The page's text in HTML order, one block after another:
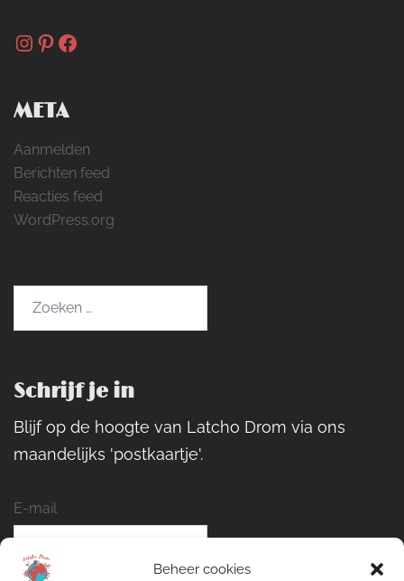
Beheer cookies
Instagram
Pinterest
Facebook
META
Aanmelden
Berichten feed
Reacties feed
WordPress.org
Schrijf je in
Blijf op de hoogte van Latcho Drom via ons
maandelijks 'postkaartje'.
E-mail